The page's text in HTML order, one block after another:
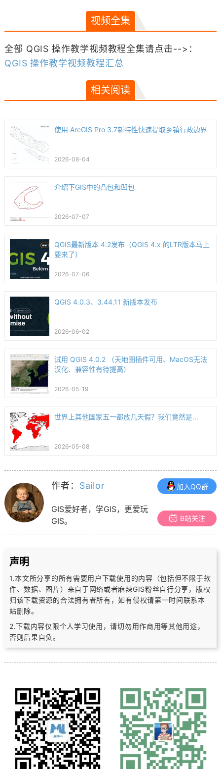
视频全集
全部 QGIS 操作教学视频教程全集请点击-->：
QGIS 操作教学视频教程汇总
相关阅读
使用 ArcGIS Pro 3.7新特性快速提取乡镇行政边界
2026-08-04
介绍下GIS中的凸包和凹包
2026-07-07
QGIS最新版本 4.2发布（QGIS 4.x 的LTR版本马上
要来了）
2026-07-06
QGIS 4.0.3、3.44.11 新版本发布
2026-06-02
试用 QGIS 4.0.2 （天地图插件可用、MacOS无法
汉化、兼容性有待提高）
2026-05-19
世界上其他国家五一都放几天假？我们竟然是...
2026-05-08
作者： Sailor
GIS爱好者，学GIS，更爱玩
GIS。
加入QQ群
B站关注
声明
1.本文所分享的所有需要用户下载使用的内容（包括但不限于软
件、数据、图片） 来自于网络或者麻辣GIS粉丝自行分享，版权
归该下载资源的合法拥有者所有，如有侵权请第一时间联系本
站删除。
2.下载内容仅限个人学习使用，请切勿用作商用等其他用途，
否则后果自负。